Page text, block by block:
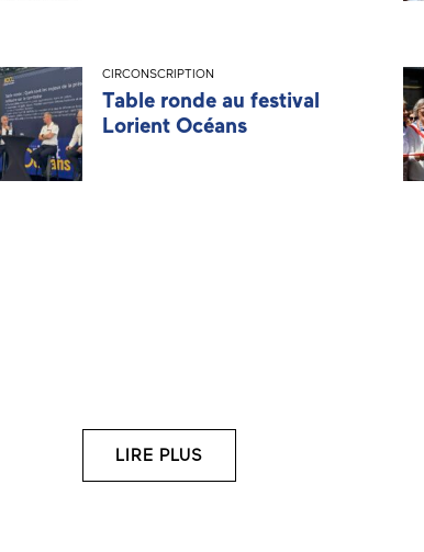
CIRCONSCRIPTION
Table ronde au festival
Lorient Océans
LIRE PLUS